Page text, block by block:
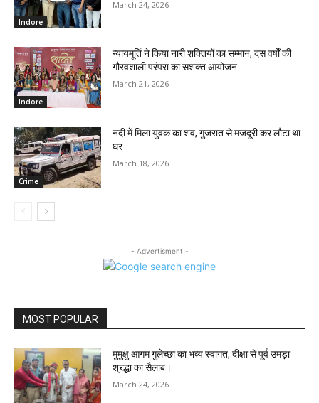
Indore
March 24, 2026
Indore
न्यायमूर्ति ने किया नारी शक्तियों का सम्मान, दस वर्षों की
गौरवशाली परंपरा का सशक्त आयोजन
March 21, 2026
Crime
नदी में मिला युवक का शव, गुजरात से मजदूरी कर लौटा था
घर
March 18, 2026
- Advertisment -
MOST POPULAR
मुमुक्षु आगम गुलेच्छा का भव्य स्वागत, दीक्षा से पूर्व उमड़ा
श्रद्धा का सैलाब।
March 24, 2026